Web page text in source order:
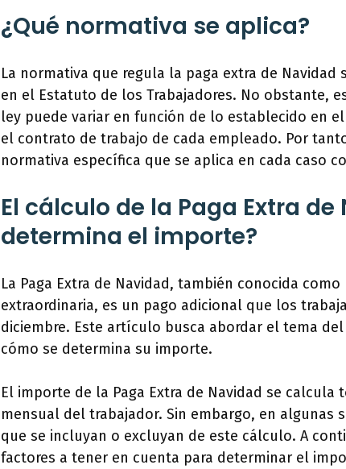
¿Qué normativa se aplica?
La normativa que regula la paga extra de
en el Estatuto de los Trabajadores. No obstante,
ley puede variar en función de lo establecido en
el contrato de trabajo de cada empleado. Por
normativa específica que se aplica en cada caso
El cálculo de la Paga Extra
determina el importe?
La Paga Extra de Navidad, también conocida
extraordinaria, es un pago adicional que los
diciembre. Este artículo busca abordar el tema
cómo se determina su importe.
El importe de la Paga Extra de Navidad se
mensual del trabajador. Sin embargo, en algunas
que se incluyan o excluyan de este cálculo. A
factores a tener en cuenta para determinar el